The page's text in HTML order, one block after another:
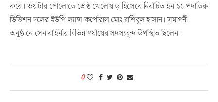
করে। ওয়াটার পোলোতে শ্রেষ্ঠ খেলোয়াড় হিসেবে নির্বাচিত হন ১১ পদাতিক
ডিভিশন দলের ইউপি ল্যান্স কর্পোরাল মোঃ রাশিবুল হাসান। সমাপনী
অনুষ্ঠানে সেনাবাহিনীর বিভিন্ন পর্যায়ের সদস্যবৃন্দ উপস্থিত ছিলেন।
0